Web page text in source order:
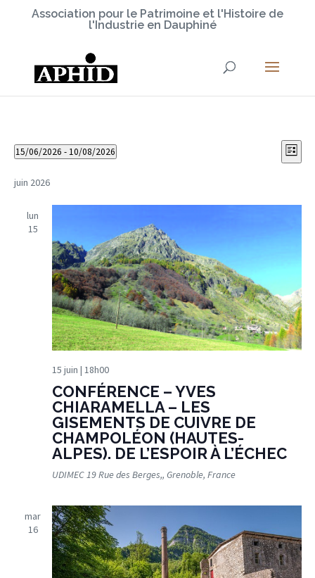
Association pour le Patrimoine et l'Histoire de
l'Industrie en Dauphiné
PAR
DE
Liste
15/06/2026 - 10/08/2026
une
juin 2026
lun
15
15 juin | 18h00
CONFÉRENCE – YVES
CHIARAMELLA – LES
GISEMENTS DE CUIVRE DE
CHAMPOLÉON (HAUTES-
ALPES). DE L’ESPOIR À L’ÉCHEC
UDIMEC19 Rue des Berges,, Grenoble, France
mar
16